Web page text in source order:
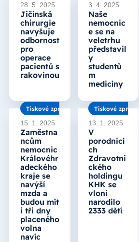
28. 5. 2025
Jičínská
chirurgie
navyšuje
odbornost
pro
operace
pacientů s
rakovinou
3. 4. 2025
Naše
nemocnic
e se na
veletrhu
představil
y
studentů
m
medicíny
Tiskové zprávy
15. 1. 2025
Zaměstna
ncům
nemocnic
Královéhr
adeckého
kraje se
navýší
mzda a
budou mít
i tři dny
placeného
volna
navíc
Tiskové zprávy
13. 1. 2025
V
porodnicí
ch
Zdravotni
ckého
holdingu
KHK se
vloni
narodilo
2333 dětí